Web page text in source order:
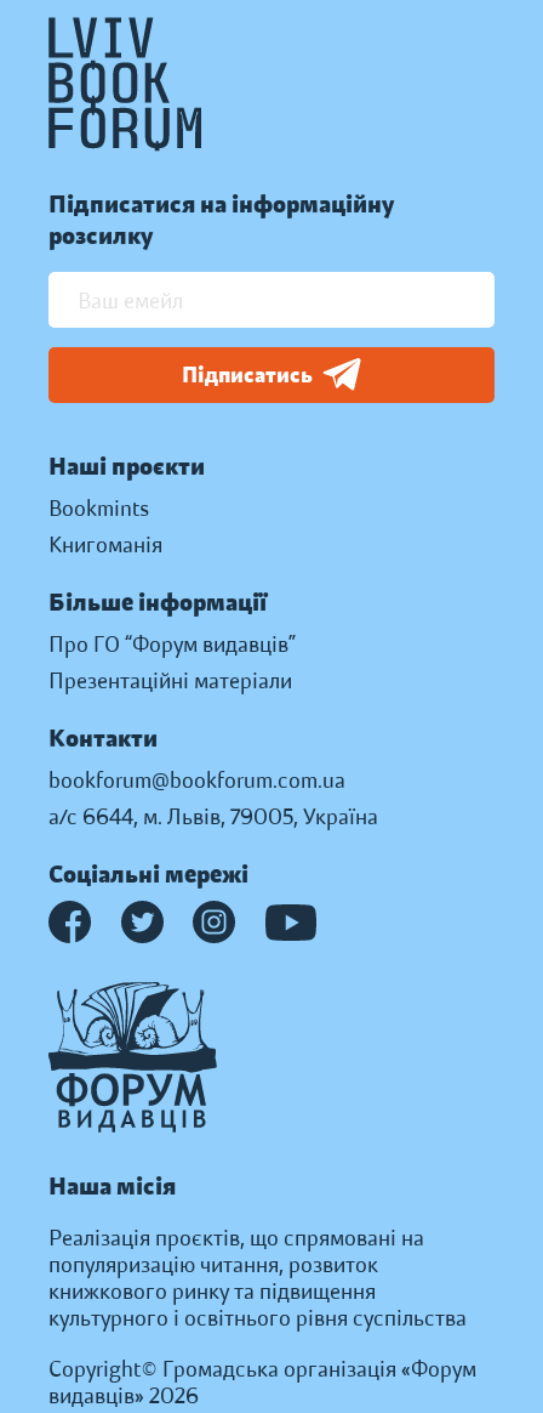
Підписатися на інформаційну
розсилку
Підписатись
Наші проєкти
Bookmints
Книгоманія
Більше інформації
Про ГО “Форум видавців”
Презентаційні матеріали
Контакти
bookforum@bookforum.com.ua
а/с 6644, м. Львів, 79005, Україна
Соціальні мережі
Наша місія
Реалізація проєктів, що спрямовані на
популяризацію читання, розвиток
книжкового ринку та підвищення
культурного і освітнього рівня суспільства
Copyright© Громадська організація «Форум
видавців» 2026